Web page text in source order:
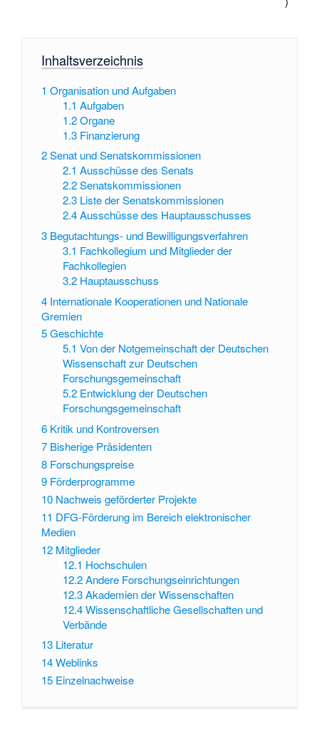
Inhaltsverzeichnis
1 Organisation und Aufgaben
1.1 Aufgaben
1.2 Organe
1.3 Finanzierung
2Senat und Senatskommissionen
2.1 Ausschüsse des Senats
2.2 Senatskommissionen
2.3 Liste der Senatskommissionen
2.4 Ausschüsse des Hauptausschusses
3 Begutachtungs- und Bewilligungsverfahren
3.1 Fachkollegium und Mitglieder der
Fachkollegien
3.2 Hauptausschuss
4 Internationale Kooperationen und Nationale
Gremien
5Geschichte
5.1 Von der Notgemeinschaft der Deutschen
Wissenschaft zur Deutschen
Forschungsgemeinschaft
5.2 Entwicklung der Deutschen
Forschungsgemeinschaft
6 Kritik und Kontroversen
7 Bisherige Präsidenten
8 Forschungspreise
9 Förderprogramme
10 Nachweis geförderter Projekte
11 DFG-Förderung im Bereich elektronischer
Medien
12 Mitglieder
12.1 Hochschulen
12.2 Andere Forschungseinrichtungen
12.3 Akademien der Wissenschaften
12.4 Wissenschaftliche Gesellschaften und
Verbände
13 Literatur
14Weblinks
15 Einzelnachweise